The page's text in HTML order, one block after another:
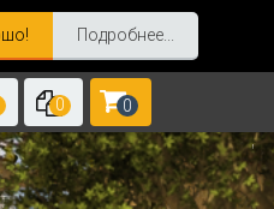
Подробнее...
0 0